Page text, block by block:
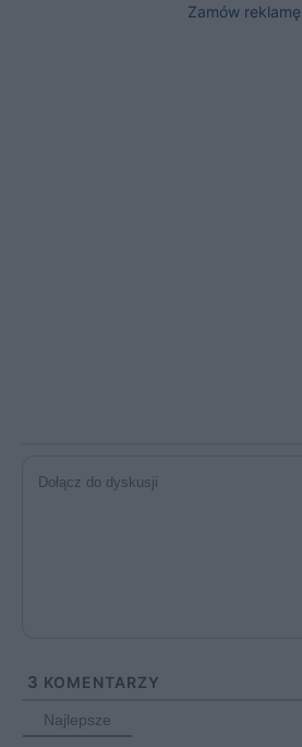
Zamów reklamę
3 KOMENTARZY
Najlepsze